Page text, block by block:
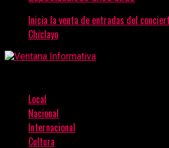
Inicia la venta de entradas del
Chiclayo
Local
Nacional
Internacional
Cultura